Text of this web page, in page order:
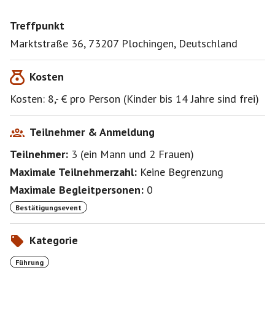
Wir können anschließend im Waldhorn oder im
Fuhrmannshaus ein Mittagessen zu uns nehmen.
kann unseren Weltladen in der Fußgängerzone,
Marktstraße 30 ab 9.00 Uhr besuchen - fairer Handel
www.einewelt-plochingen.de
Treffpunkt
Marktstraße 36, 73207 Plochingen, Deutschland
Kosten
Kosten: 8,- € pro Person (Kinder bis 14 Jahre sind frei)
Teilnehmer & Anmeldung
Teilnehmer: 3 (ein Mann und 2 Frauen)
Maximale Teilnehmerzahl: Keine Begrenzung
Maximale Begleitpersonen: 0
Bestätigungsevent
Kategorie
Führung